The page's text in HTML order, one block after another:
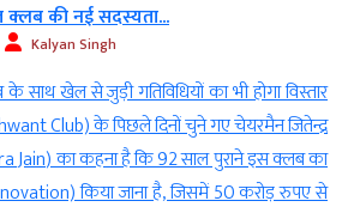
के लिए कटाई...
Kalyan Singh
निकलते ही चकाचक कर दी सड़क इन्दौर। कल शहर
कावड़ यात्रा (Baneshwari Kanwar Yatra)
किया गया। यात्रा पर सैकड़ों मंच से फूल
सड़कों पर गंदगी फैल गई, लेकिन गोलू शुक्ला (Golu